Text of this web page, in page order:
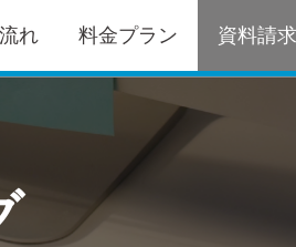
れ 料金プラン 資料請求